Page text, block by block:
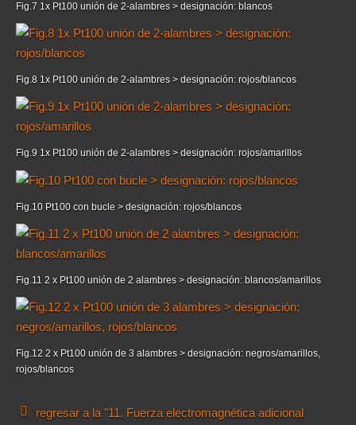
Fig.7 1x Pt100 unión de 2-alambres > designación: blancos
Fig.8 1x Pt100 unión de 2-alambres > designación: rojos/blancos
Fig.9 1x Pt100 unión de 2-alambres > designación: rojos/amarillos
Fig.10 Pt100 con bucle > designación: rojos/blancos
Fig.11 2 x Pt100 unión de 2 alambres > designación: blancos/amarillos
Fig.12 2 x Pt100 unión de 3 alambres > designación: negros/amarillos,
rojos/blancos
regresar a la "11. Fuerza electromagnética adicional